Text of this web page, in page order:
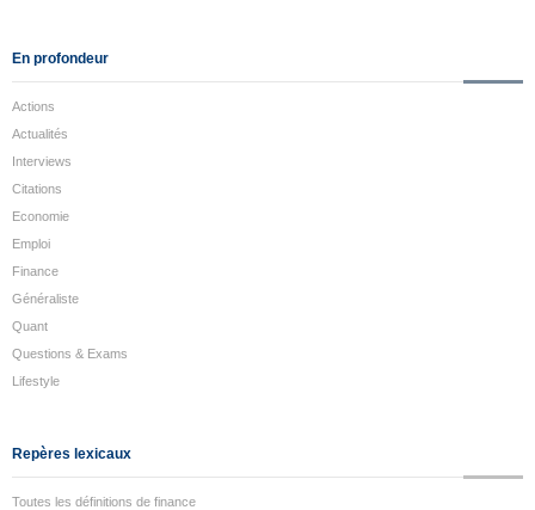
En profondeur
Actions
Actualités
Interviews
Citations
Economie
Emploi
Finance
Généraliste
Quant
Questions & Exams
Lifestyle
Repères lexicaux
Toutes les définitions de finance